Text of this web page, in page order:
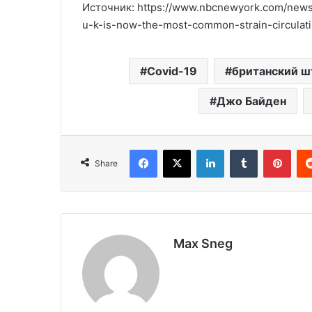
Источник: https://www.nbcnewyork.com/
u-k-is-now-the-most-common-strain-
Covid-19 британский
Джо Байден
Share
Max Sneg